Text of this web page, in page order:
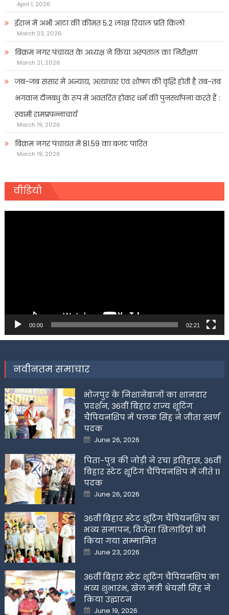
April 1, 2026
ईरान में अभी आटा की कीमत 5.2 लाख रियाल प्रति किलो
March 23, 2026
बिक्रम नगर पंचायत के अध्यक्ष ने किया अस्पताल का निरीक्षण
March 21, 2026
जब-जब संसार में अन्याय, अत्याचार एवं शोषण की वृद्धि होती है तब-तब
भगवान दीनबंधु के रूप में अवतरित होकर धर्म की पुनर्स्थापना करते हैं :
स्वामी रामप्रपन्नाचार्य
March 19, 2026
बिक्रम नगर पंचायत में 81.59 का बजट पारित
March 19, 2026
वीडियो
00:00 02:21
नवीनतम समाचार
भोजपुर के निशानेबाजों का शानदार
प्रदर्शन, 36वीं बिहार राज्य शूटिंग
चैंपियनशिप में पलक सिंह ने जीता स्वर्ण
पदक
Posted
on
June 26, 2026
पिता-पुत्र की जोड़ी ने रचा इतिहास, 36वीं
बिहार स्टेट शूटिंग चैंपियनशिप में जीते 11
पदक
Posted
on
June 26, 2026
36वीं बिहार स्टेट शूटिंग चैंपियनशिप का
भव्य समापन, विजेता खिलाडिय़ों को
किया गया सम्मानित
Posted
on
June 23, 2026
36वीं बिहार स्टेट शूटिंग चैंपियनशिप का
भव्य शुभारंभ, खेल मंत्री श्रेयसी सिंह ने
किया उद्घाटन
Posted
June 19, 2026